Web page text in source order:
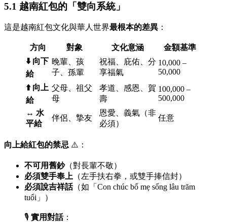
5.1 越南紅包的「雙向系統」
這是越南紅包文化與華人世界最根本的差異 ：
方向 對象 文化意涵
金額基準
⬇️ 向下
給
晚輩、孩
子、孫輩
祝福、庇佑、分
享福氣
10,000 –
50,000
⬆️ 向上
給
父母、祖父
母
孝道、感恩、賀
壽
100,000 –
500,000
↔️ 水
平給
伴侶、摯友
恩愛、義氣（非
必須）
任意
向上給紅包的禁忌 ⚠️：
不可用舊鈔（對長輩不敬）
必須雙手奉上 （左手扶右拳，或雙手捧信封）
必須說吉祥話（如「Con chúc bố mẹ sống lâu trăm
tuổi」）
🎙️ 實用對話：